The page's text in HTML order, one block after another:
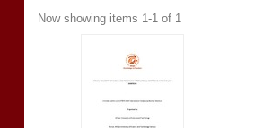
Now showing items 1-1 of 1